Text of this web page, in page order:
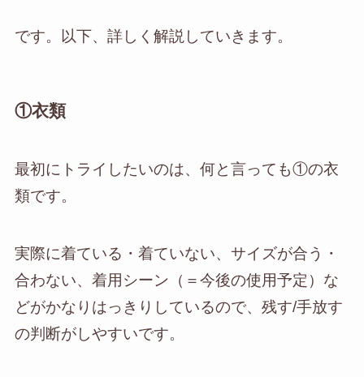
です。以下、詳しく解説していきます。
①衣類
最初にトライしたいのは、何と言っても①の衣
類です。
実際に着ている・着ていない、サイズが合う・
合わない、着用シーン（＝今後の使用予定）な
どがかなりはっきりしているので、残す/手放す
の判断がしやすいです。